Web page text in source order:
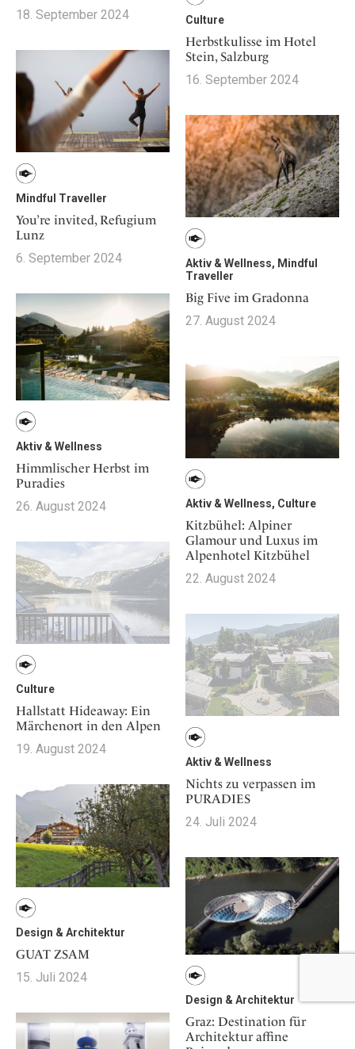
18. September 2024
Culture
Herbstkulisse im Hotel
Stein, Salzburg
16. September 2024
Mindful Traveller
You’re invited, Refugium
Lunz
6. September 2024
Aktiv & Wellness, Mindful
Traveller
Big Five im Gradonna
27. August 2024
Aktiv & Wellness
Himmlischer Herbst im
Puradies
26. August 2024
Aktiv & Wellness, Culture
Kitzbühel: Alpiner
Glamour und Luxus im
Alpenhotel Kitzbühel
22. August 2024
Culture
Hallstatt Hideaway: Ein
Märchenort in den Alpen
19. August 2024
Aktiv & Wellness
Nichts zu verpassen im
PURADIES
24. Juli 2024
Design & Architektur
GUAT ZSAM
15. Juli 2024
Design & Architektur
Graz: Destination für
Architektur affine